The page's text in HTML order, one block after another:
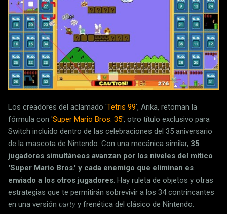
Los creadores del aclamado 'Tetris 99', Arika, retoman la
fórmula con 'Super Mario Bros. 35', otro título exclusivo para
Switch incluido dentro de las celebraciones del 35 aniversario
de la mascota de Nintendo. Con una mecánica similar, 35
jugadores simultáneos avanzan por los niveles del mítico
'Super Mario Bros.' y cada enemigo que eliminan es
enviado a los otros jugadores . Hay ruleta de objetos y otras
estrategias que te permitirán sobrevivir a los 34 contrincantes
en una versión party y frenética del clásico de Nintendo.